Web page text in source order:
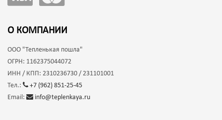
О КОМПАНИИ
ООО "Тепленькая пошла"
ОГРН: 1162375044072
ИНН / КПП: 2310236730 / 231101001
Тел.:
+7 (962) 851-25-45
Email:
info@teplenkaya.ru